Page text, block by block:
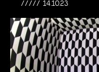
14.10.23